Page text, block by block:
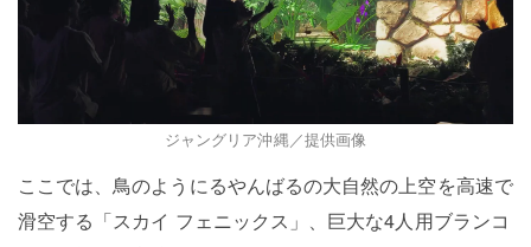
ジャングリア沖縄／提供画像
ここでは、鳥のようにるやんばるの大自然の上空を高速で
滑空する「スカイ フェニックス」、巨大な4人用ブランコ